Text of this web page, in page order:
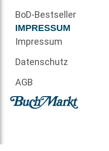
BoD-Bestseller
IMPRESSUM
Impressum
Datenschutz
AGB